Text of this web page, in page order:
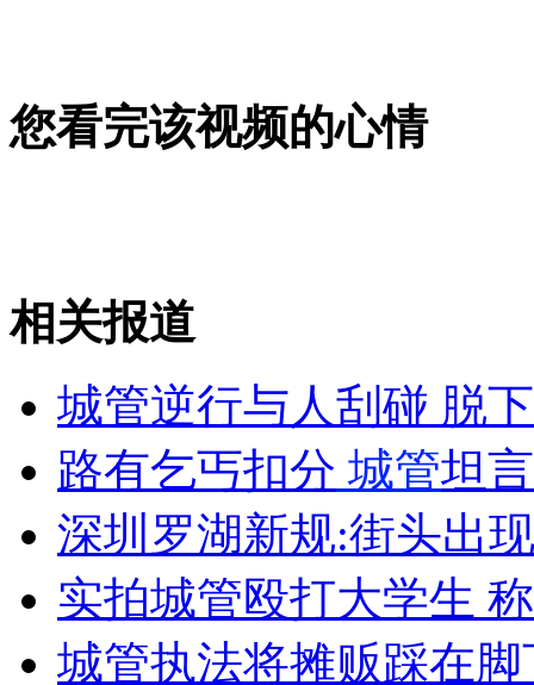
女孩北京地铁殴打老人 痛下狠手拳打脚踢
无痛分娩是否安全 医生回应
外交部：反对强权政治霸凌主义
您看完该视频的心情
相关报道
城管逆行与人刮碰 脱
路有乞丐扣分 城管坦
深圳罗湖新规:街头出
实拍城管殴打大学生
城管执法将摊贩踩在